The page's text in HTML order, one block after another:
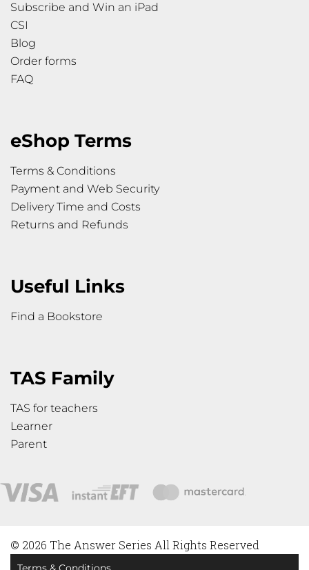
Subscribe and Win an iPad
CSI
Blog
Order forms
FAQ
eShop Terms
Terms & Conditions
Payment and Web Security
Delivery Time and Costs
Returns and Refunds
Useful Links
Find a Bookstore
TAS Family
TAS for teachers
Learner
Parent
© 2026 The Answer Series All Rights Reserved